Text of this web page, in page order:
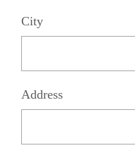
City
Address